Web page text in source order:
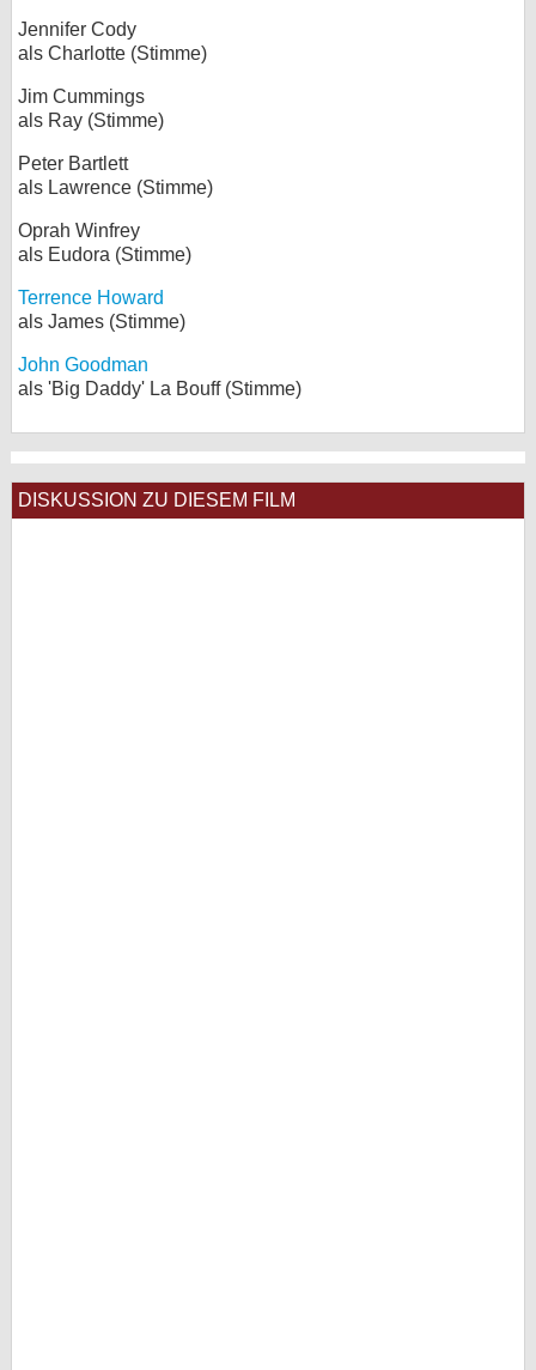
Jennifer Cody
als Charlotte (Stimme)
Jim Cummings
als Ray (Stimme)
Peter Bartlett
als Lawrence (Stimme)
Oprah Winfrey
als Eudora (Stimme)
Terrence Howard
als James (Stimme)
John Goodman
als 'Big Daddy' La Bouff (Stimme)
DISKUSSION ZU DIESEM FILM